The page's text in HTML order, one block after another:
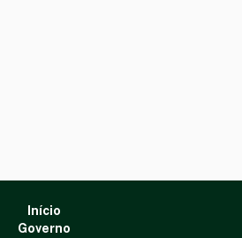
Início
Governo